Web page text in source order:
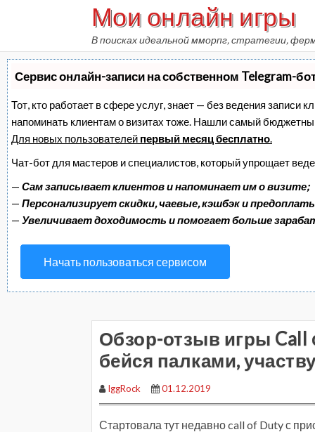
Мои онлайн игры
В поисках идеальной мморпг, стратегии,
Сервис онлайн-записи на собственном Telegram-
Тот, кто работает в сфере услуг, знает — без ведения записи
напоминать клиентам о визитах тоже. Нашли самый
Для новых пользователей первый месяц бесплатно.
Чат-бот для мастеров и специалистов, который упрощает
— Сам записывает клиентов и напоминает им о визите;
— Персонализирует скидки, чаевые, кэшбэк и
— Увеличивает доходимость и помогает больше
Начать пользоваться сервисом
Обзор-отзыв игры Call
бейся палками,
IggRock 01.12.2019
Стартовала тут недавно call of Duty с